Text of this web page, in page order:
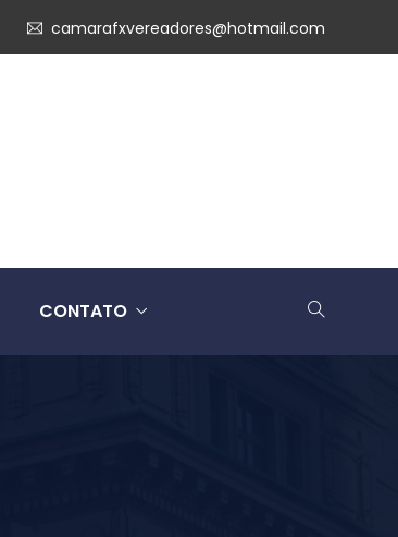
camarafxvereadores@hotmail.com
CONTATO